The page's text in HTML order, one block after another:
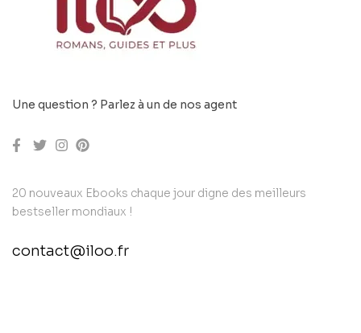
Une question ? Parlez à un de nos agent
20 nouveaux Ebooks chaque jour digne des meilleurs
bestseller mondiaux !
contact@iloo.fr